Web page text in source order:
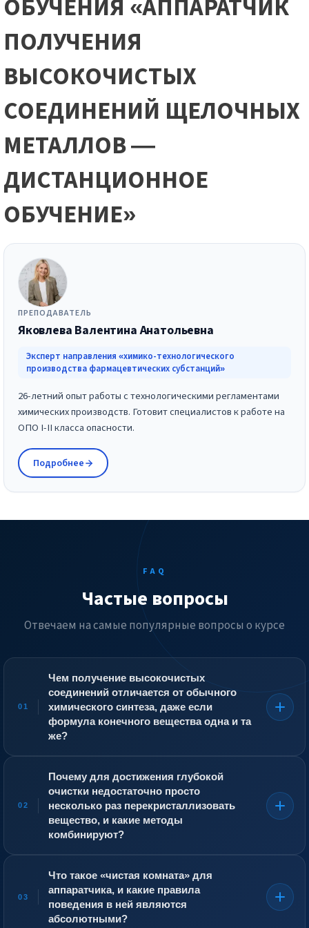
ОБУЧЕНИЯ «АППАРАТЧИК
ПОЛУЧЕНИЯ
ВЫСОКОЧИСТЫХ
СОЕДИНЕНИЙ ЩЕЛОЧНЫХ
МЕТАЛЛОВ —
ДИСТАНЦИОННОЕ
ОБУЧЕНИЕ»
ПРЕПОДАВАТЕЛЬ
Яковлева Валентина Анатольевна
Эксперт направления «химико-технологического
производства фармацевтических субстанций»
26-летний опыт работы с технологическими регламентами
химических производств. Готовит специалистов к работе на
ОПО I-II класса опасности.
Подробнее
FAQ
Частые вопросы
Отвечаем на самые популярные вопросы о курсе
01
Чем получение высокочистых
соединений отличается от обычного
химического синтеза, даже если
формула конечного вещества одна и та
же?
содержание примесей не превышает десятых долей
процента. Для соединений щелочных металлов,
применяемых в оптике, электронике или ядерной
энергетике, такая степень очистки абсолютно
неприемлема. Здесь требуется чистота на уровне
99,99% и выше — то есть сумма всех посторонних
попавшая в йодид цезия для сцинтилляционного
кристалла, делает весь выращенный кристалл
бракованным. Один микрограмм кальция в хлориде
лития для аккумулятора нового поколения меняет его
02
Почему для достижения глубокой
очистки недостаточно просто
несколько раз перекристаллизовать
вещество, и какие методы
комбинируют?
иной растворимостью, но бессильна против
изоморфных примесей, встраивающихся в
кристаллическую решётку на место основного
вещества, а также против взвешенных частиц
03
Что такое «чистая комната» для
аппаратчика, и какие правила
поведения в ней являются
абсолютными?